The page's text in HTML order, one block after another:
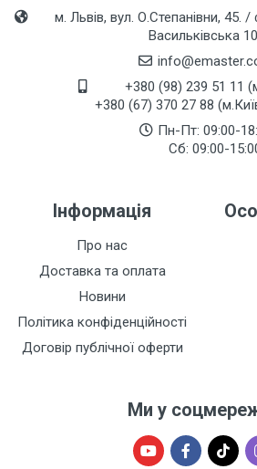
м. Львів, вул. О.Степанівни, 45. /
Васильківська
+380 (98) 239 51 11
+380 (67) 370 27 88
Пн-Пт: 09:00-
Сб: 09:00-
Інформація
Про нас
Доставка та оплата
Новини
Політика конфіденційності
Договір публічної оферти
Ми у